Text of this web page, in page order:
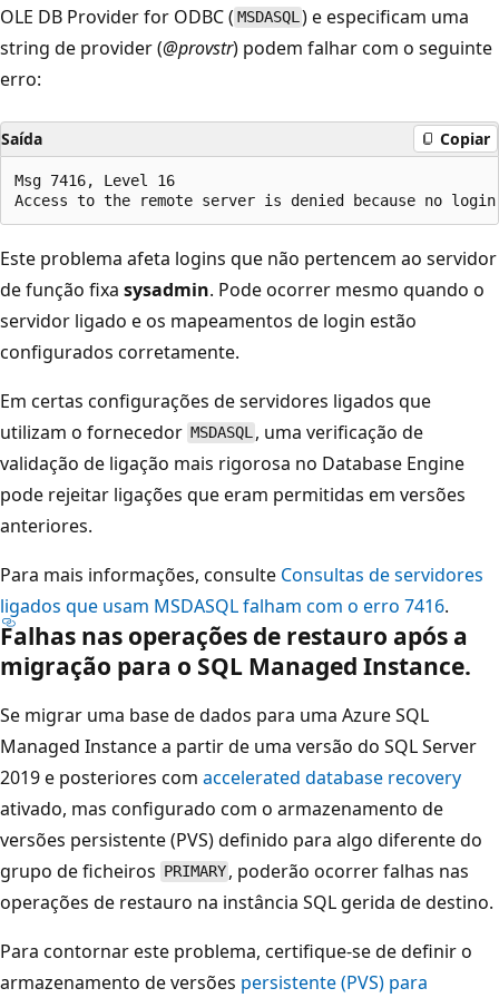
OLE DB Provider for ODBC ( MSDASQL) e especificam uma
string de provider (@provstr) podem falhar com o seguinte
erro:
Saída Copiar
Msg 7416, Level 16
Este problema afeta logins que não pertencem ao servidor
de função fixa sysadmin. Pode ocorrer mesmo quando o
servidor ligado e os mapeamentos de login estão
configurados corretamente.
Em certas configurações de servidores ligados que
utilizam o fornecedor MSDASQL , uma verificação de
validação de ligação mais rigorosa no Database Engine
pode rejeitar ligações que eram permitidas em versões
anteriores.
Para mais informações, consulte Consultas de servidores
ligados que usam MSDASQL falham com o erro 7416.
Falhas nas operações de restauro após a
migração para o SQL Managed Instance.
Se migrar uma base de dados para uma Azure SQL
Managed Instance a partir de uma versão do SQL Server
2019 e posteriores com accelerated database recovery
ativado, mas configurado com o armazenamento de
versões persistente (PVS) definido para algo diferente do
grupo de ficheiros PRIMARY , poderão ocorrer falhas nas
operações de restauro na instância SQL gerida de destino.
Para contornar este problema, certifique-se de definir o
armazenamento de versões persistente (PVS) para